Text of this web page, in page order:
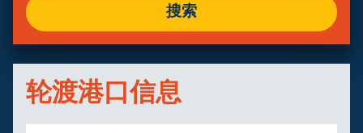
管理预定
搜索
轮渡港口信息